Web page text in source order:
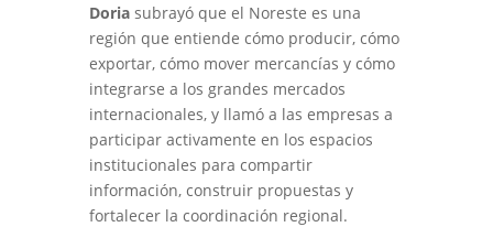
Doriasubrayó que el Noreste es una
región que entiende cómo producir, cómo
exportar, cómo mover mercancías y cómo
integrarse a los grandes mercados
internacionales, y llamó a las empresas a
participar activamente en los espacios
institucionales para compartir
información, construir propuestas y
fortalecer la coordinación regional.